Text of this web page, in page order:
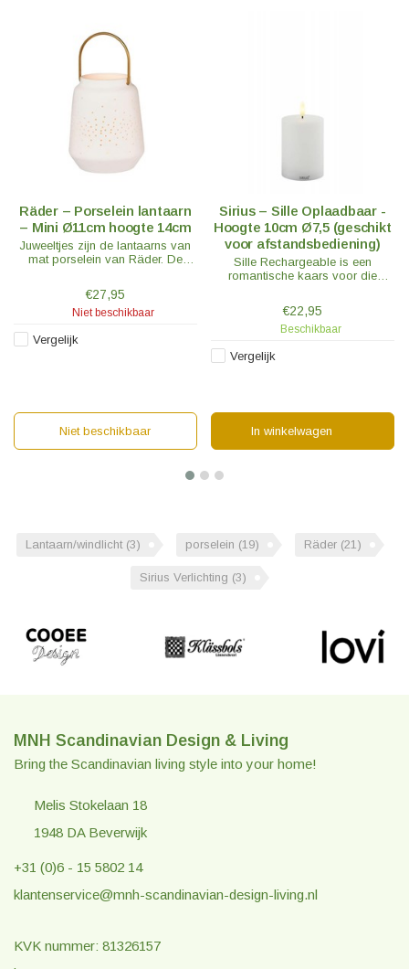
Räder – Porselein lantaarn
– Mini Ø11cm hoogte 14cm
Juweeltjes zijn de lantaarns van
mat porselein van Räder. De
messing hengsel en is een echte
blikvanger.
€27,95
Niet beschikbaar
Vergelijk
Niet beschikbaar
Sirius – Sille Oplaadbaar -
Hoogte 10cm Ø7,5 (geschikt
voor afstandsbediening)
Sille Rechargeable is een
romantische kaars voor die
combinatie van Sille's vlam en
lont maakt van Sille de meest
levensechte LED-kaars op de
€22,95
Beschikbaar
Vergelijk
In winkelwagen
Lantaarn/windlicht (3) porselein (19) Räder (21)
Sirius Verlichting (3)
MNH Scandinavian Design & Living
Bring the Scandinavian living style into your home!
Melis Stokelaan 18
1948 DA Beverwijk
+31 (0)6 - 15 5802 14
klantenservice@mnh-scandinavian-design-living.nl
KVK nummer: 81326157